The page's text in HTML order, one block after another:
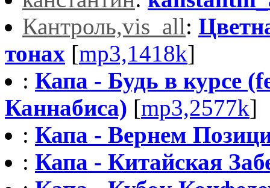
Кантроль,vis_all:
тонах [mp3,1418k]
: Капа - Будь в курсе
Каннабиса) [mp3,2577k]
: Капа - Вернем
: Капа - Китайская